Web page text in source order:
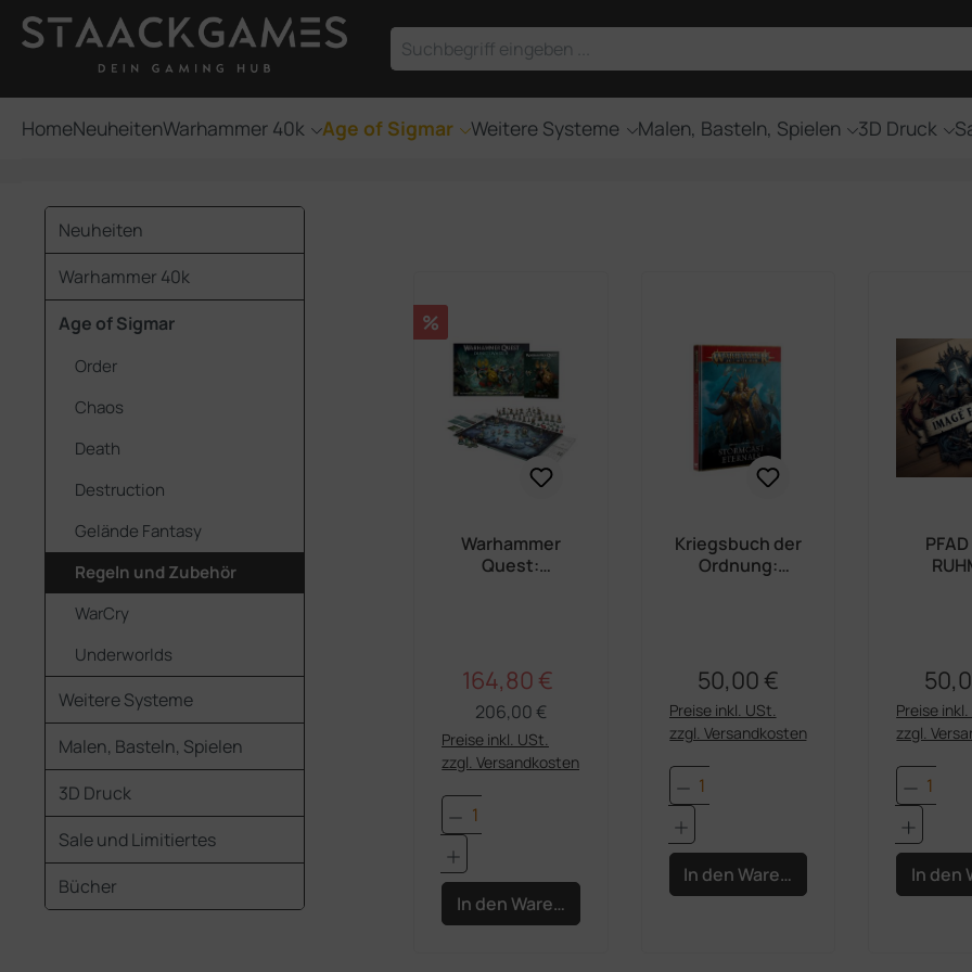
Hauptinhalt springen
Zur Suche springen
HomeNeuheitenWarhammer 40k Age of Sigmar Weitere Systeme Malen, Basteln, Spielen 3D Druck
Neuheiten
Warhammer 40k
Age of Sigmar
Order
Chaos
Death
Destruction
Gelände Fantasy
Regeln und Zubehör
WarCry
Underworlds
Weitere Systeme
Malen, Basteln, Spielen
3D Druck
Sale und Limitiertes
Bücher
Rabatt
%
Warhammer
Quest:
Verkaufspreis:
164,80 €
206,00 €
Preise inkl. USt.
zzgl. Versandkosten
Produkt Anzahl: Gib den gewünschten
In den Warenkorb
Kriegsbuch der
Ordnung:
Regulärer Preis:
50,00 €
Preise inkl. USt.
zzgl. Versandkosten
Produkt Anzahl: Gib
In den Warenkorb
Preise
zzgl.
In den